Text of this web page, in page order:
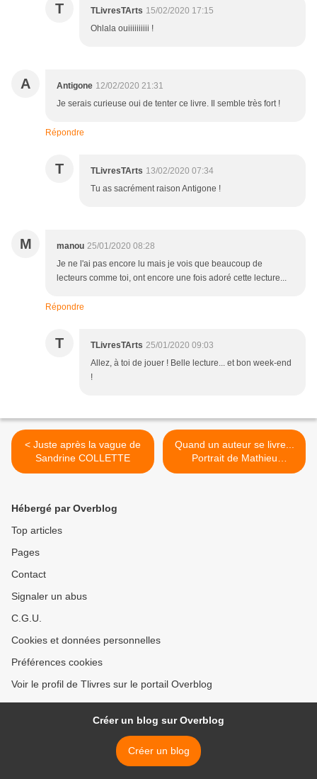
T TLivresTArts 15/02/2020 17:15
Ohlala ouiiiiiiiiii !
A Antigone 12/02/2020 21:31
Je serais curieuse oui de tenter ce livre. Il semble très fort !
Répondre
T TLivresTArts 13/02/2020 07:34
Tu as sacrément raison Antigone !
M manou 25/01/2020 08:28
Je ne l'ai pas encore lu mais je vois que beaucoup de
lecteurs comme toi, ont encore une fois adoré cette lecture...
Répondre
T TLivresTArts 25/01/2020 09:03
Allez, à toi de jouer ! Belle lecture... et bon week-end
!
< Juste après la vague de
Sandrine COLLETTE
Quand un auteur se livre...
Portrait de Mathieu
MENEGAUX ! >
Hébergé par Overblog
Top articles
Pages
Contact
Signaler un abus
C.G.U.
Cookies et données personnelles
Préférences cookies
Voir le profil de Tlivres sur le portail Overblog
Créer un blog sur Overblog
Créer un blog